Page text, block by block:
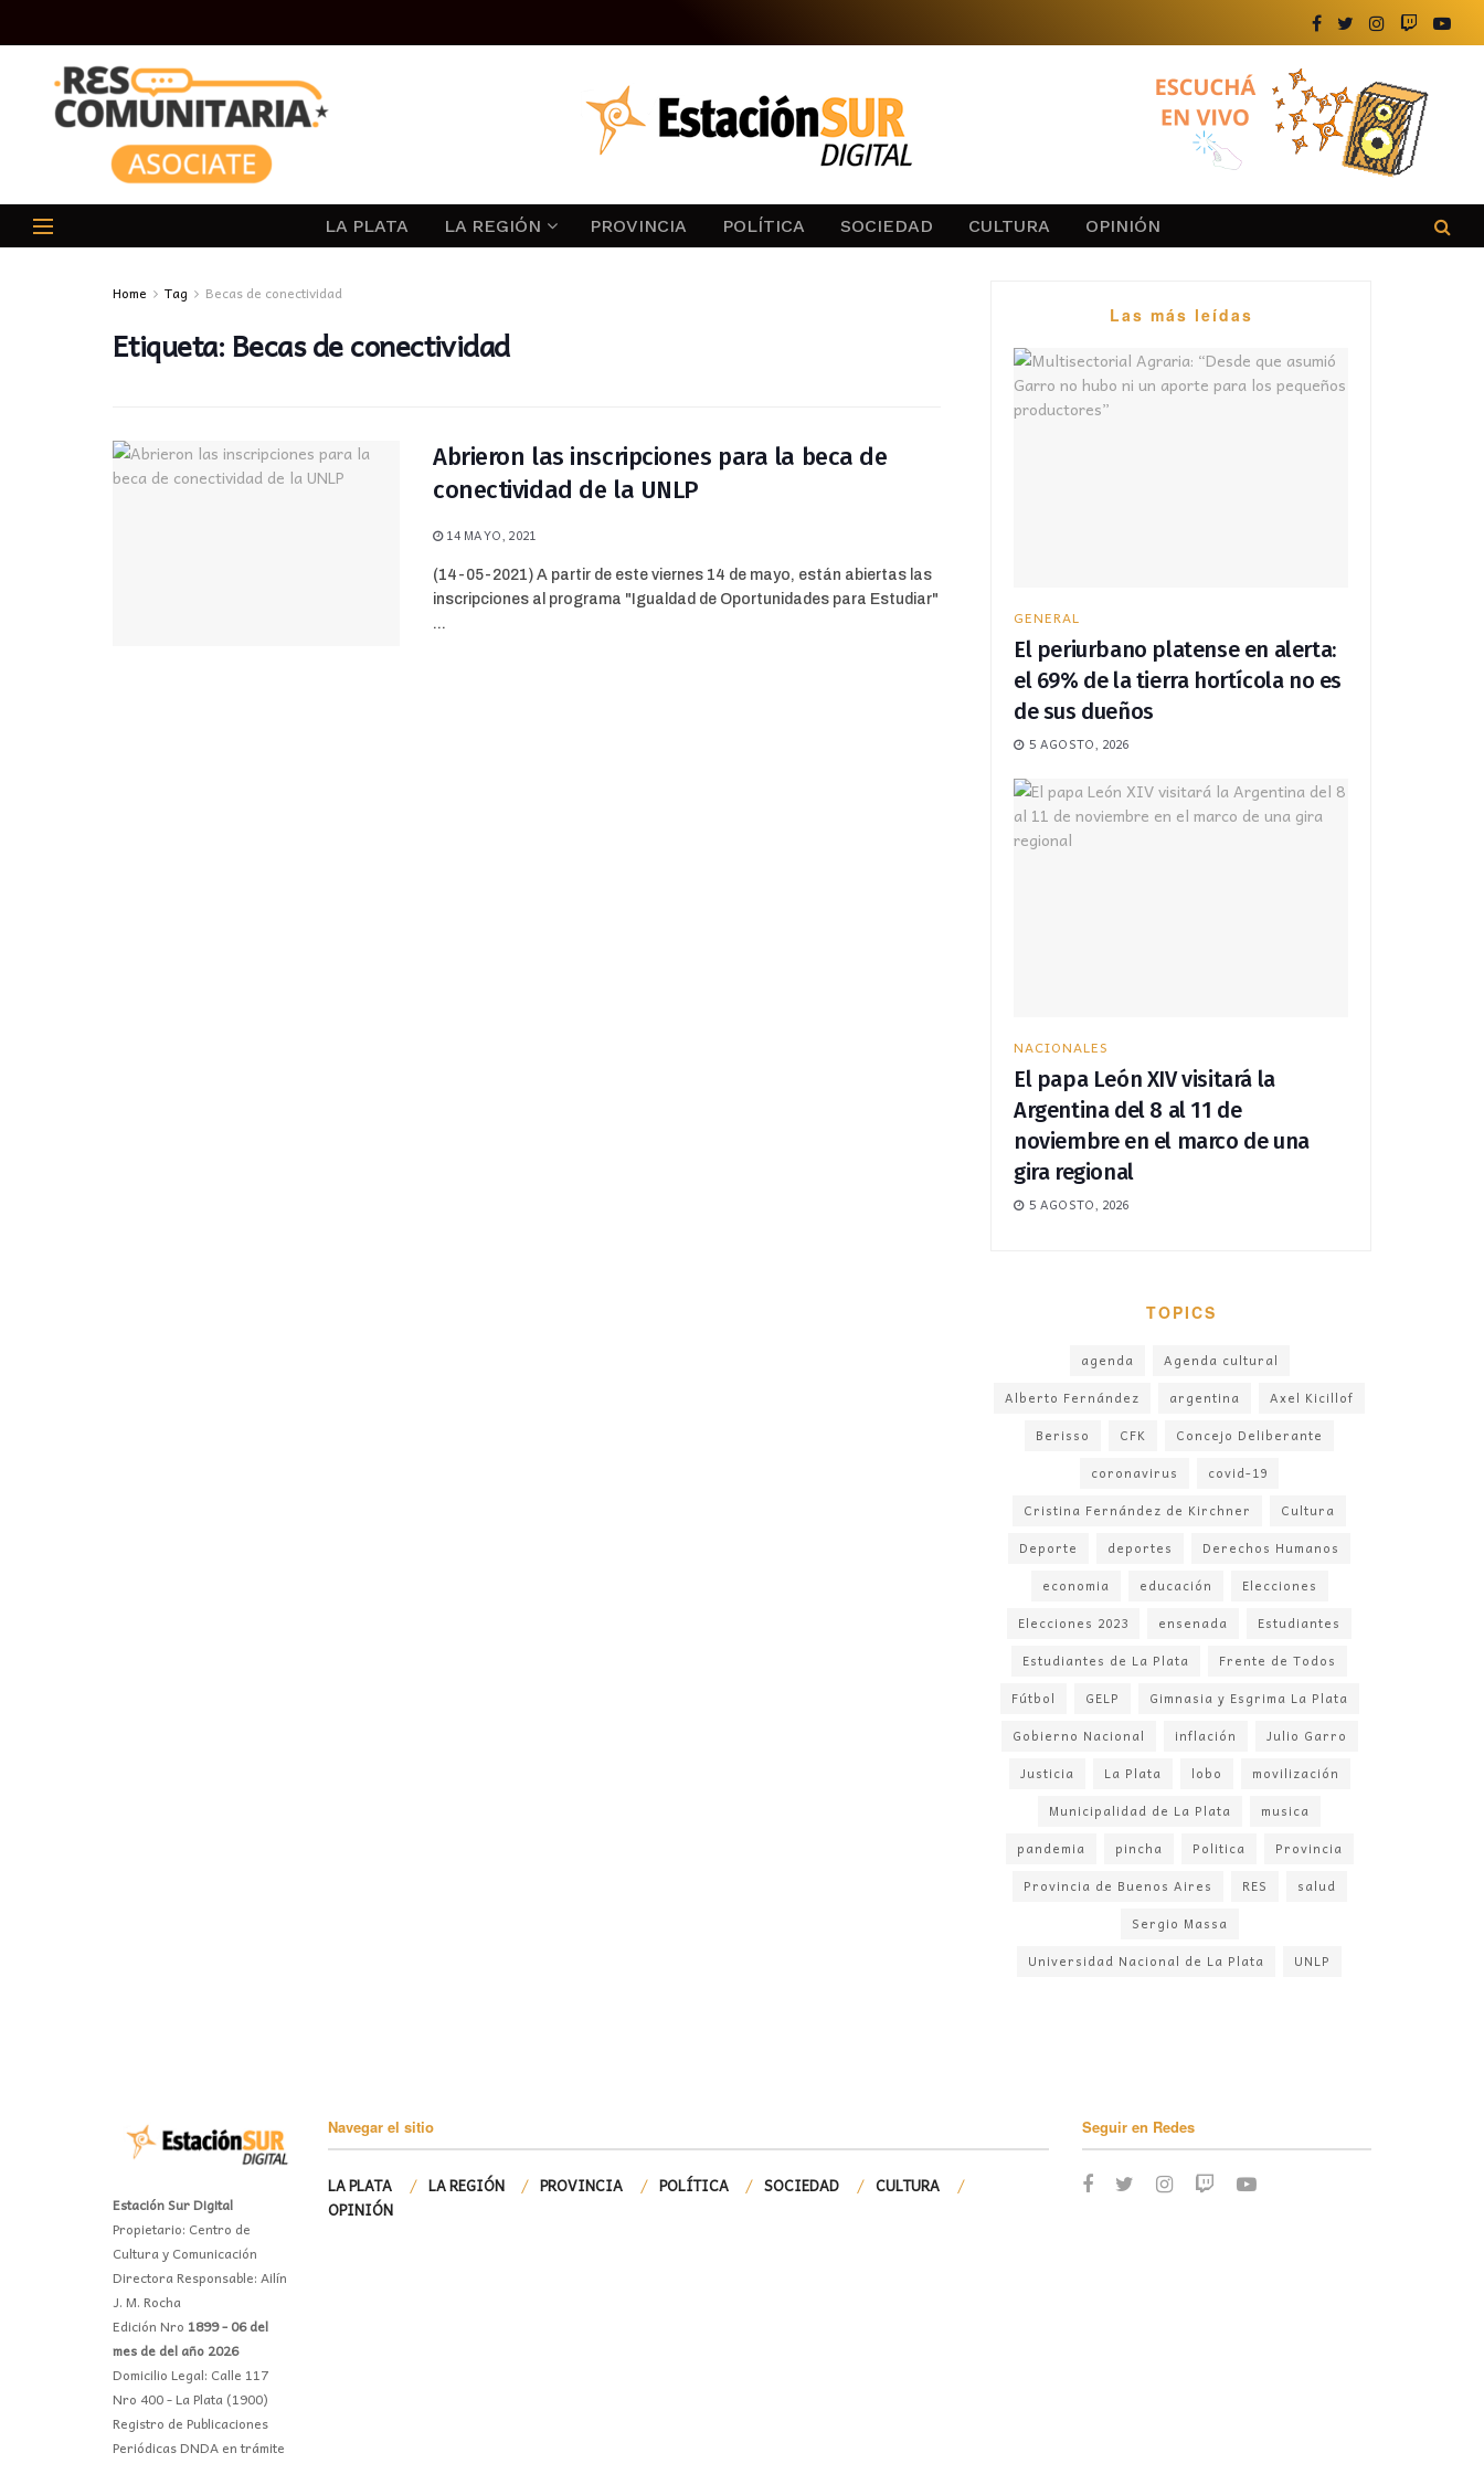
LA PLATA LA REGIÓN PROVINCIA POLÍTICA SOCIEDAD CULTURA OPINIÓN
Home Tag Becas de conectividad
Etiqueta:Becas de conectividad
Abrieron las inscripciones para la beca de
conectividad de la UNLP
14 MAYO, 2021
(14-05-2021) A partir de este viernes 14 de mayo, están abiertas las
inscripciones al programa "Igualdad de Oportunidades para Estudiar"
...
Las más leídas
GENERAL
El periurbano platense en alerta:
el 69% de la tierra hortícola no es
de sus dueños
5 AGOSTO, 2026
NACIONALES
El papa León XIV visitará la
Argentina del 8 al 11 de
noviembre en el marco de una
gira regional
5 AGOSTO, 2026
TOPICS
agenda
Agenda cultural
Alberto Fernández
argentina
Axel Kicillof
Berisso
CFK
Concejo Deliberante
coronavirus
covid-19
Cristina Fernández de Kirchner
Cultura
Deporte
deportes
Derechos Humanos
economia
educación
Elecciones
Elecciones 2023
ensenada
Estudiantes
Estudiantes de La Plata
Frente de Todos
Fútbol
GELP
Gimnasia y Esgrima La Plata
Gobierno Nacional
inflación
Julio Garro
Justicia
La Plata lobo
movilización
Municipalidad de La Plata
musica
pandemia
pincha Politica
Provincia
Provincia de Buenos Aires
RES
salud
Sergio Massa
Universidad Nacional de La Plata
UNLP
Estación Sur Digital
Propietario: Centro de
Cultura y Comunicación
Directora Responsable: Ailín
J. M. Rocha
Edición Nro 1899 - 06 del
mes de del año 2026
Domicilio Legal: Calle 117
Nro 400 - La Plata (1900)
Registro de Publicaciones
Periódicas DNDA en trámite
Navegar el sitio
LA PLATA LA REGIÓN PROVINCIA POLÍTICA SOCIEDAD
CULTURA
OPINIÓN
Seguir en Redes